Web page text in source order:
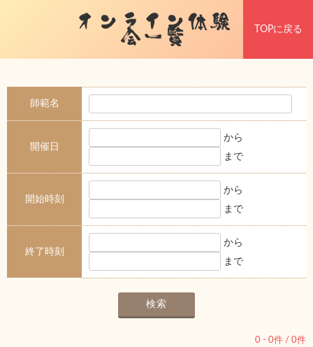
オンライン体験
会一覧 TOPに戻る
師範名
開催日
から
まで
開始時刻
から
まで
終了時刻
から
まで
0 - 0件 / 0件